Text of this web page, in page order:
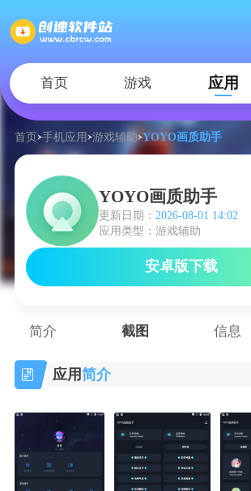
首页 游戏 应用
首页 手机应用 游戏辅助 YOYO画质助手
YOYO画质助手
更新日期： 2026-08-01 14:02
应用类型：游戏辅助
安卓版下载
简介 截图 信息
应用简介